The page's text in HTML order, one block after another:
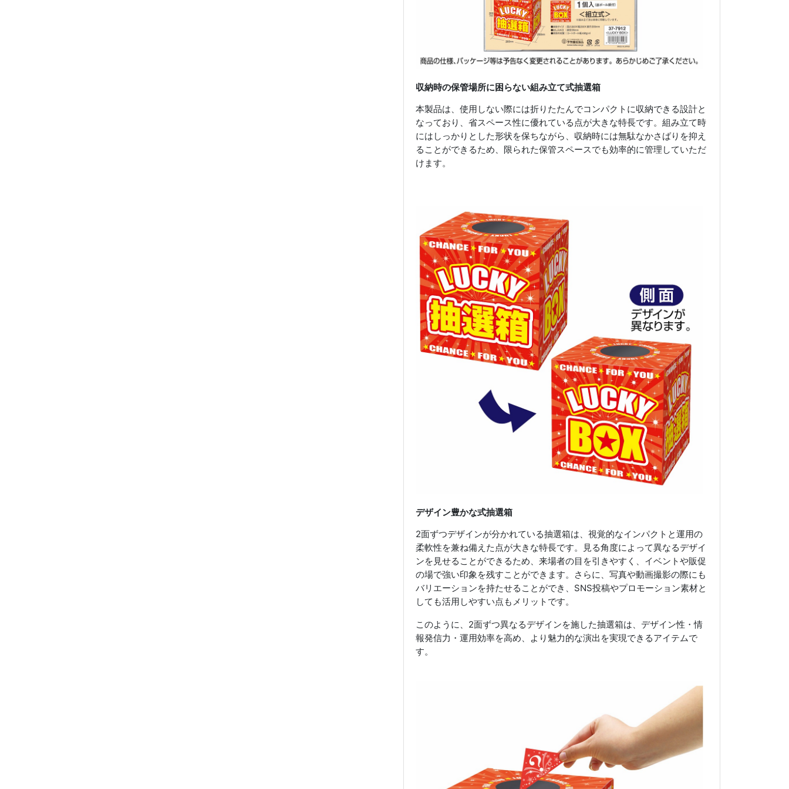
収納時の保管場所に困らない組み立て式抽選箱
本製品は、使用しない際には折りたたんでコンパクトに収納できる設計と
なっており、省スペース性に優れている点が大きな特長です。組み立て時
にはしっかりとした形状を保ちながら、収納時には無駄なかさばりを抑え
ることができるため、限られた保管スペースでも効率的に管理していただ
けます。
デザイン豊かな式抽選箱
2面ずつデザインが分かれている抽選箱は、視覚的なインパクトと運用の
柔軟性を兼ね備えた点が大きな特長です。見る角度によって異なるデザイ
ンを見せることができるため、来場者の目を引きやすく、イベントや販促
の場で強い印象を残すことができます。さらに、写真や動画撮影の際にも
バリエーションを持たせることができ、SNS投稿やプロモーション素材と
しても活用しやすい点もメリットです。
このように、2面ずつ異なるデザインを施した抽選箱は、デザイン性・情
報発信力・運用効率を高め、より魅力的な演出を実現できるアイテムで
す。